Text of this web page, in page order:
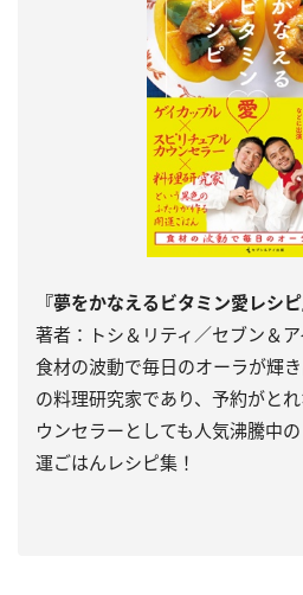
『夢をかなえるビタミン愛レシピ
著者：トシ＆リティ／セブン＆
食材の波動で毎日のオーラが輝
の料理研究家であり、予約がと
ウンセラーとしても人気沸騰中
運ごはんレシピ集！